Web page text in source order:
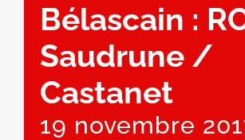
Bélascain :
Saudrune /
Castanet
19 novembre